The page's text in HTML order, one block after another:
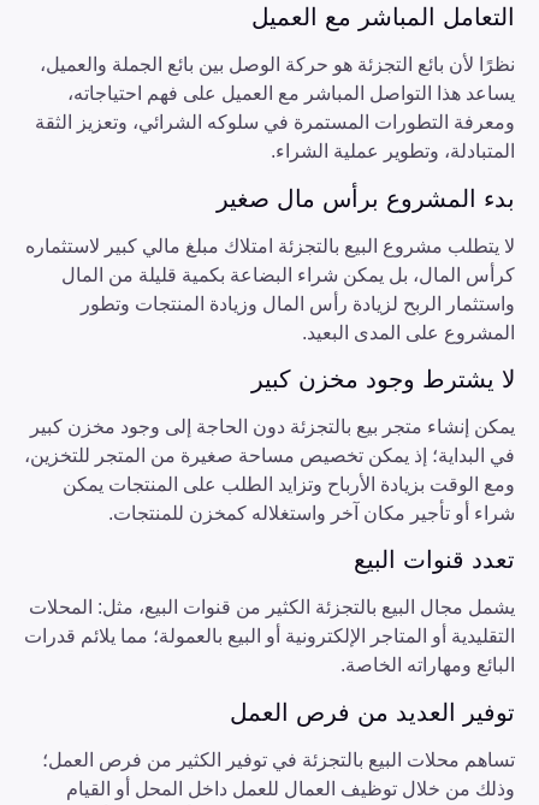
التعامل المباشر مع العميل
نظرًا لأن بائع التجزئة هو حركة الوصل بين بائع الجملة والعميل،
يساعد هذا التواصل المباشر مع العميل على فهم احتياجاته،
ومعرفة التطورات المستمرة في سلوكه الشرائي، وتعزيز الثقة
المتبادلة، وتطوير عملية الشراء.
بدء المشروع برأس مال صغير
لا يتطلب مشروع البيع بالتجزئة امتلاك مبلغ مالي كبير لاستثماره
كرأس المال، بل يمكن شراء البضاعة بكمية قليلة من المال
واستثمار الربح لزيادة رأس المال وزيادة المنتجات وتطور
المشروع على المدى البعيد.
لا يشترط وجود مخزن كبير
يمكن إنشاء متجر بيع بالتجزئة دون الحاجة إلى وجود مخزن كبير
في البداية؛ إذ يمكن تخصيص مساحة صغيرة من المتجر للتخزين،
ومع الوقت بزيادة الأرباح وتزايد الطلب على المنتجات يمكن
شراء أو تأجير مكان آخر واستغلاله كمخزن للمنتجات.
تعدد قنوات البيع
يشمل مجال البيع بالتجزئة الكثير من قنوات البيع، مثل: المحلات
التقليدية أو المتاجر الإلكترونية أو البيع بالعمولة؛ مما يلائم قدرات
البائع ومهاراته الخاصة.
توفير العديد من فرص العمل
تساهم محلات البيع بالتجزئة في توفير الكثير من فرص العمل؛
وذلك من خلال توظيف العمال للعمل داخل المحل أو القيام